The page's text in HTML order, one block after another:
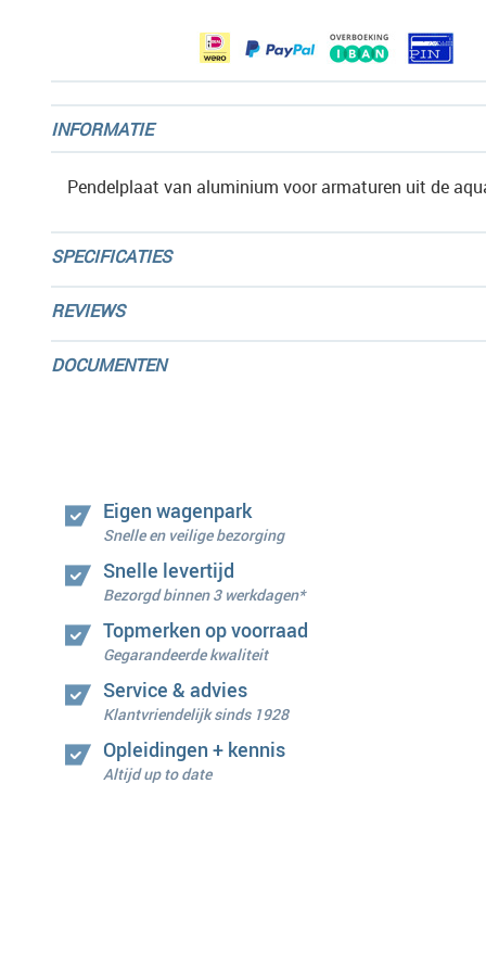
INFORMATIE
Pendelplaat van aluminium voor armaturen uit de
SPECIFICATIES
REVIEWS
DOCUMENTEN
Eigen wagenpark
Snelle en veilige bezorging
Snelle levertijd
Bezorgd binnen 3 werkdagen*
Topmerken op voorraad
Gegarandeerde kwaliteit
Service & advies
Klantvriendelijk sinds 1928
Opleidingen + kennis
Altijd up to date